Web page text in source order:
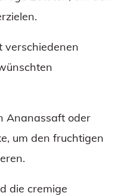
verschiedenen
Ananassaft oder
um den fruchtigen
die cremige